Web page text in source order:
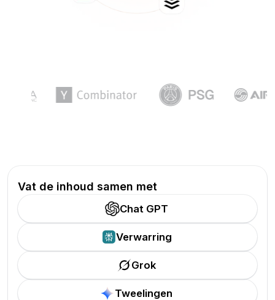
Vat de inhoud samen met
Chat GPT
Verwarring
Grok
Tweelingen